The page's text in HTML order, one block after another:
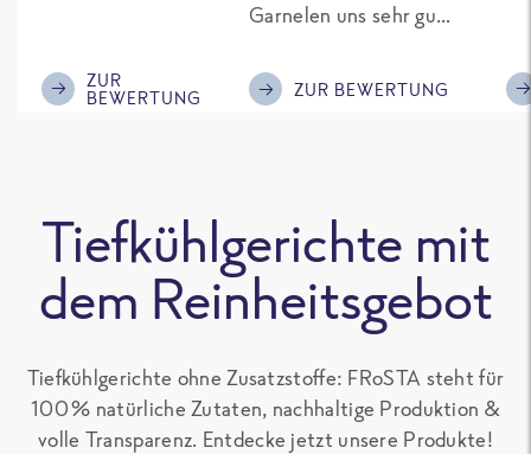
ZUR
BEWERTUNG
Garnelen uns sehr gut
Kompliment
ZUR BEWERTUNG
Tiefkühlgerichte mit
dem Reinheitsgebot
Tiefkühlgerichte ohne Zusatzstoffe: FRoSTA steht für
100 % natürliche Zutaten, nachhaltige Produktion &
volle Transparenz. Entdecke jetzt unsere Produkte!